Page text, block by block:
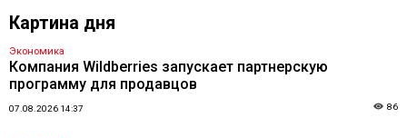
Картина дня
Экономика
Компания Wildberries запускает партнерскую
программу для продавцов
07.08.2026 14:37 86